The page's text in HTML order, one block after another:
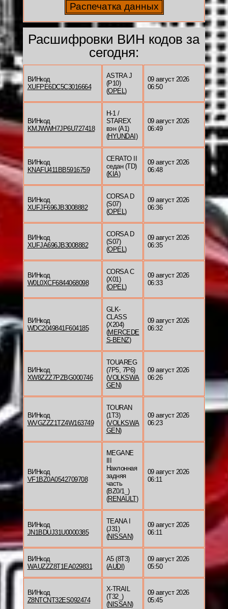
Расшифровки ВИН кодов за
сегодня:
ВИНкод
XUFPE6DC5C3016664
ASTRA J
(P10)
(OPEL)
09 август 2026
06:50
ВИНкод
KMJWWH7JP6U727418
H-1 /
STAREX
вэн (A1)
(HYUNDAI )
09 август 2026
06:49
ВИНкод
KNAFU411BB5916759
CERATO II
седан (TD)
(KIA)
09 август 2026
06:48
ВИНкод
XUFJF696JB3008882
CORSA D
(S07)
(OPEL)
09 август 2026
06:36
ВИНкод
XUFJA696JB3008882
CORSA D
(S07)
(OPEL)
09 август 2026
06:35
ВИНкод
W0L0XCF6844068098
CORSA C
(X01)
(OPEL)
09 август 2026
06:33
ВИНкод
WDC2049841F604185
GLK-
CLASS
(X204)
(MERCEDE
S-BENZ)
09 август 2026
06:32
ВИНкод
XW8ZZZ7PZBG000746
TOUAREG
(7P5, 7P6)
(VOLKSWA
GEN)
09 август 2026
06:26
ВИНкод
WVGZZZ1TZ4W163749
TOURAN
(1T3)
(VOLKSWA
GEN)
09 август 2026
06:23
ВИНкод
VF1BZ0A0542709708
MEGANE
Наклонная
задняя
часть
(BZ0/1_)
(RENAULT)
09 август 2026
06:11
ВИНкод
JN1BDUJ31U0000385
TEANA I
(J31)
(NISSAN)
09 август 2026
06:11
ВИНкод
WAUZZZ8T1EA029831
A5 (8T3)
(AUDI )
09 август 2026
05:50
ВИНкод
Z8NTCNT32ES092474
X-TRAIL
(T32_)
(NISSAN)
09 август 2026
05:45